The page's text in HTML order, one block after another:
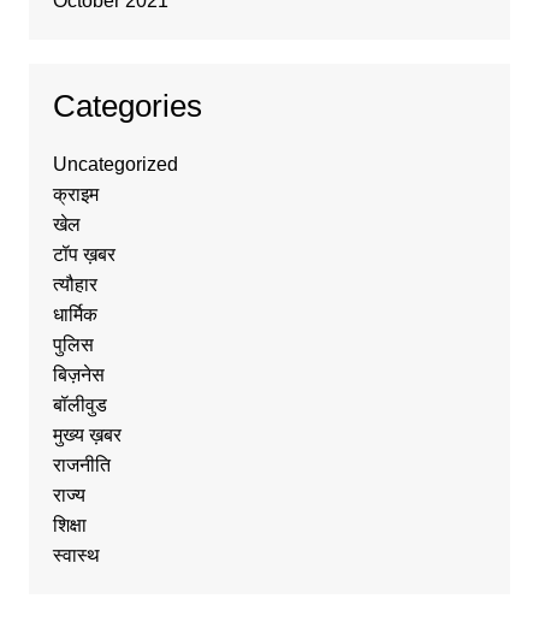
Categories
Uncategorized
क्राइम
खेल
टॉप ख़बर
त्यौहार
धार्मिक
पुलिस
बिज़नेस
बॉलीवुड
मुख्य ख़बर
राजनीति
राज्य
शिक्षा
स्वास्थ